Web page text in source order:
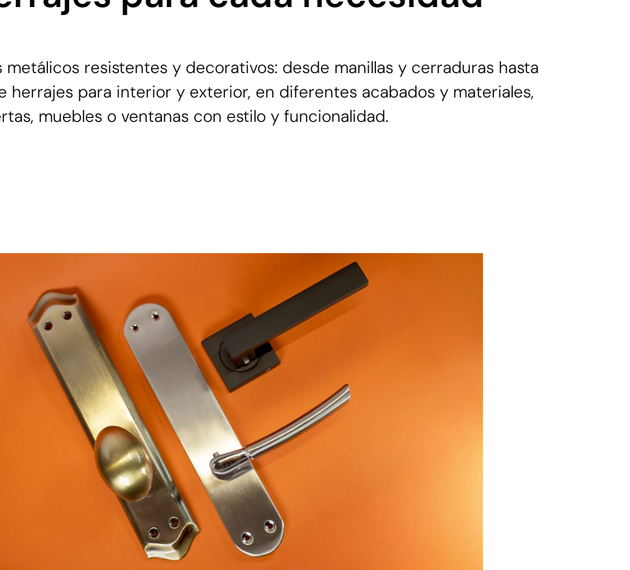
resistentes y decorativos: desde manillas y cerraduras hasta
herrajes para interior y exterior, en diferentes acabados y materiales,
muebles o ventanas con estilo y funcionalidad.